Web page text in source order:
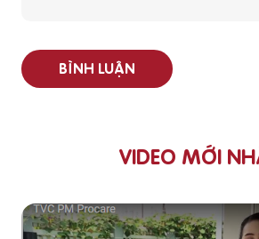
BÌNH LUẬN
VIDEO MỚI